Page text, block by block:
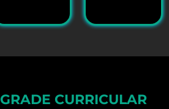
GRADE CURRICULAR